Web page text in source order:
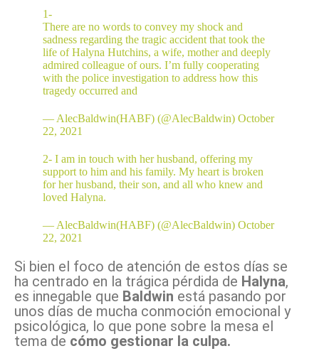
1-
There are no words to convey my shock and
sadness regarding the tragic accident that took the
life of Halyna Hutchins, a wife, mother and deeply
admired colleague of ours. I’m fully cooperating
with the police investigation to address how this
tragedy occurred and
— AlecBaldwin(HABF) (@AlecBaldwin) October
22, 2021
2- I am in touch with her husband, offering my
support to him and his family. My heart is broken
for her husband, their son, and all who knew and
loved Halyna.
— AlecBaldwin(HABF) (@AlecBaldwin) October
22, 2021
Si bien el foco de atención de estos días se
ha centrado en la trágica pérdida de Halyna,
es innegable que Baldwin está pasando por
unos días de mucha conmoción emocional y
psicológica, lo que pone sobre la mesa el
tema de cómo gestionar la culpa.